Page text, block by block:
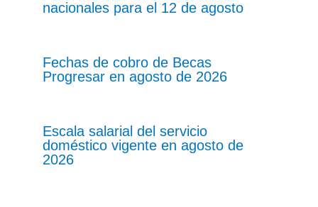
nacionales para el 12 de agosto
Fechas de cobro de Becas
Progresar en agosto de 2026
Escala salarial del servicio
doméstico vigente en agosto de
2026